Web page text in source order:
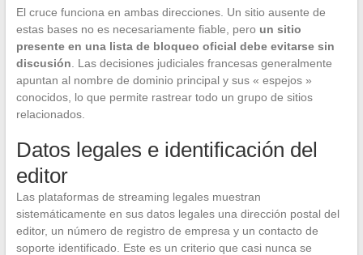
El cruce funciona en ambas direcciones. Un sitio ausente de
estas bases no es necesariamente fiable, pero un sitio
presente en una lista de bloqueo oficial debe evitarse sin
discusión . Las decisiones judiciales francesas generalmente
apuntan al nombre de dominio principal y sus « espejos »
conocidos, lo que permite rastrear todo un grupo de sitios
relacionados.
Datos legales e identificación del
editor
Las plataformas de streaming legales muestran
sistemáticamente en sus datos legales una dirección postal del
editor, un número de registro de empresa y un contacto de
soporte identificado. Este es un criterio que casi nunca se